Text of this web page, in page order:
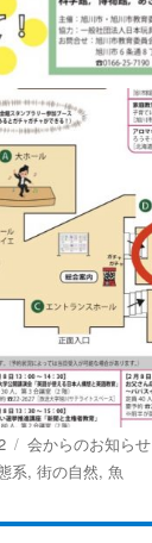
カ
テ
リ
会からのお知らせ
系, 街の自然, 魚